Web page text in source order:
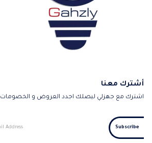
أشترك معنا
اشترك مع جهزلي ليصلك اجدد العروض و الخصومات